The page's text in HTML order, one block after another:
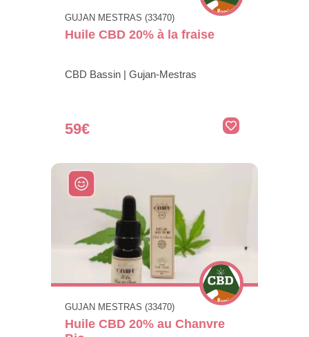
GUJAN MESTRAS (33470)
Huile CBD 20% à la fraise
CBD Bassin | Gujan-Mestras
59€
GUJAN MESTRAS (33470)
Huile CBD 20% au Chanvre